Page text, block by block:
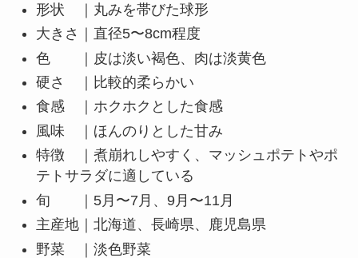
形状 ｜丸みを帯びた球形
大きさ｜直径5〜8cm程度
色 ｜皮は淡い褐色、肉は淡黄色
硬さ ｜比較的柔らかい
食感 ｜ホクホクとした食感
風味 ｜ほんのりとした甘み
特徴 ｜煮崩れしやすく、マッシュポテトやポ
テトサラダに適している
旬 ｜5月〜7月、9月〜11月
主産地｜北海道、長崎県、鹿児島県
野菜 ｜淡色野菜